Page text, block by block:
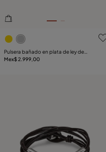
4.2de 5 Valoración del
Pulsera bañado en plata de ley de
eslabones gruesos
Mex$ 2.999,00